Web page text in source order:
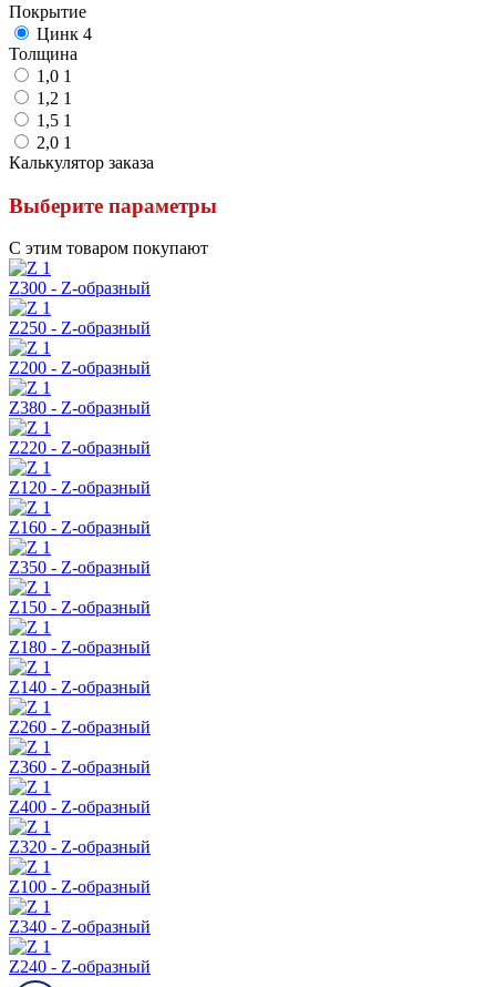
Покрытие
Цинк 4
Толщина
1,0 1
1,2 1
1,5 1
2,0 1
Калькулятор заказа
Выберите параметры
С этим товаром покупают
Z300 - Z-образный
Z250 - Z-образный
Z200 - Z-образный
Z380 - Z-образный
Z220 - Z-образный
Z120 - Z-образный
Z160 - Z-образный
Z350 - Z-образный
Z150 - Z-образный
Z180 - Z-образный
Z140 - Z-образный
Z260 - Z-образный
Z360 - Z-образный
Z400 - Z-образный
Z320 - Z-образный
Z100 - Z-образный
Z340 - Z-образный
Z240 - Z-образный